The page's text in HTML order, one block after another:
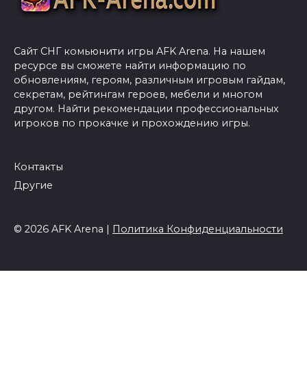
Сайт СНГ комьюнити игры AFK Arena. На нашем
ресурсе вы сможете найти информацию по
обновлениям, героям, различным игровым гайдам,
секретам, рейтингам героев, мебели и многом
другом. Найти рекомендации профессиональных
игроков по прокачке и прохождению игры.
Контакты
Другие
© 2026 AFK Arena | Политика Конфиденциальности